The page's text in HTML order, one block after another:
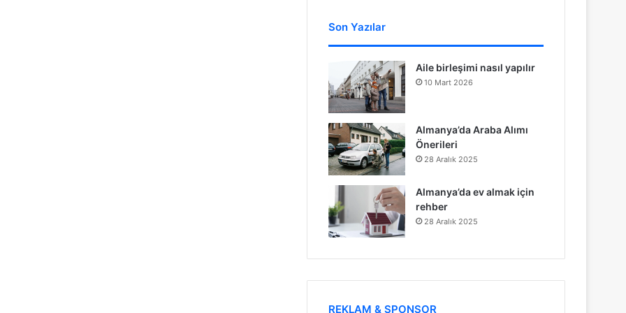
Son Yazılar
Aile birleşimi nasıl yapılır
10 Mart 2026
Almanya’da Araba Alımı
Önerileri
28 Aralık 2025
Almanya’da ev almak için
rehber
28 Aralık 2025
REKLAM & SPONSOR